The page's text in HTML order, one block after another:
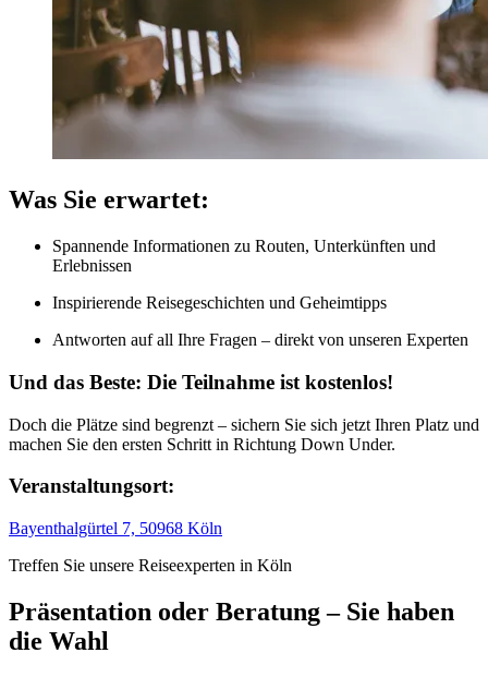
Was Sie erwartet:
Spannende Informationen zu Routen, Unterkünften und
Erlebnissen
Inspirierende Reisegeschichten und Geheimtipps
Antworten auf all Ihre Fragen – direkt von unseren Experten
Und das Beste: Die Teilnahme ist kostenlos!
Doch die Plätze sind begrenzt – sichern Sie sich jetzt Ihren Platz und
machen Sie den ersten Schritt in Richtung Down Under.
Veranstaltungsort:
Bayenthalgürtel 7, 50968 Köln
Treffen Sie unsere Reiseexperten in Köln
Präsentation oder Beratung – Sie haben
die Wahl